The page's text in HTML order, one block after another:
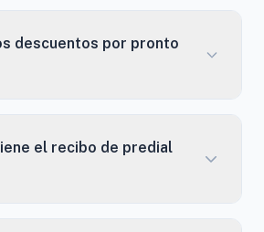
descuentos por pronto
el recibo de predial